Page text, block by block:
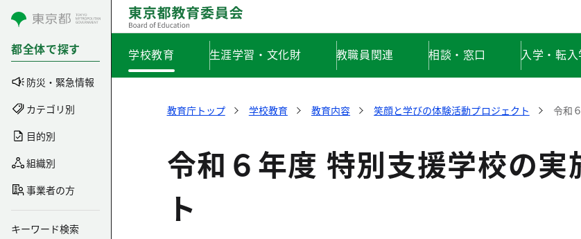
コンテンツにスキップ
都全体で探す
防災・緊急情報
カテゴリ別
目的別
組織別
事業者の方
キーワード検索
学校教育 生涯学習・文化財 教職員関連 相談・窓口 入学・転
教育庁トップ 学校教育 教育内容 笑顔と学びの体験活動プロジェクト 令和
令和６年度 特別支援学校の実
ト